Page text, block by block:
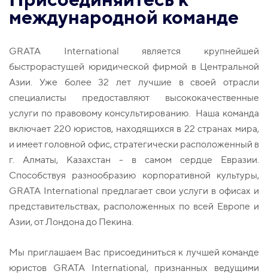
международной команде
GRATA International является крупнейшей
быстрорастущей юридической фирмой в Центральной
Азии. Уже более 32 лет лучшие в своей отрасли
специалисты предоставляют высококачественные
услуги по правовому консультированию. Наша команда
включает 220 юристов, находящихся в 22 странах мира,
и имеет головной офис, стратегически расположенный в
г. Алматы, Казахстан - в самом сердце Евразии.
Способствуя разнообразию корпоративной культуры,
GRATA International предлагает свои услуги в офисах и
представительствах, расположенных по всей Европе и
Азии, от Лондона до Пекина.
Мы приглашаем Вас присоединиться к лучшей команде
юристов GRATA International, признанных ведущими